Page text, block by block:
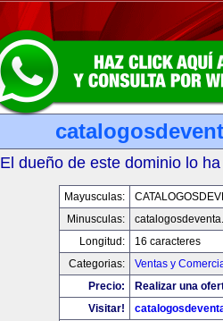
El dueño de este dominio lo
Mayusculas:
Minusculas:
Longitud:
16 caracteres
Categorias:
Ventas y
Precio:
Realizar una
Visitar!